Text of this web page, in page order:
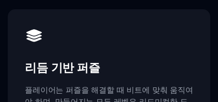
리듬 기반 퍼즐
플레이어는 퍼즐을 해결할 때 비트에 맞춰 움직여